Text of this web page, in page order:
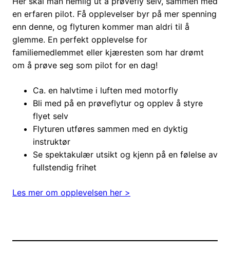
en erfaren pilot. Få opplevelser byr på mer spenning
enn denne, og flyturen kommer man aldri til å
glemme. En perfekt opplevelse for
familiemedlemmet eller kjæresten som har drømt
om å prøve seg som pilot for en dag!
Ca. en halvtime i luften med motorfly
Bli med på en prøveflytur og opplev å styre
flyet selv
Flyturen utføres sammen med en dyktig
instruktør
Se spektakulær utsikt og kjenn på en følelse av
fullstendig frihet
Les mer om opplevelsen her >